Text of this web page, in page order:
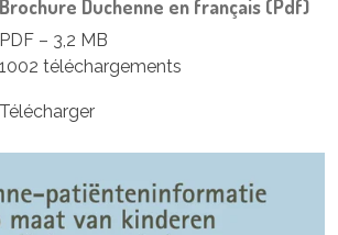
Brochure Duchenne en français (Pdf)
PDF – 3,2 MB
1002 téléchargements
Télécharger